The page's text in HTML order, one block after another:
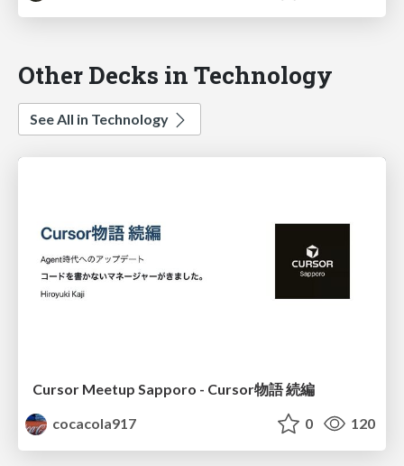
Other Decks in Technology
See All in Technology
Cursor Meetup Sapporo - Cursor物語 続編
cocacola917
0 120